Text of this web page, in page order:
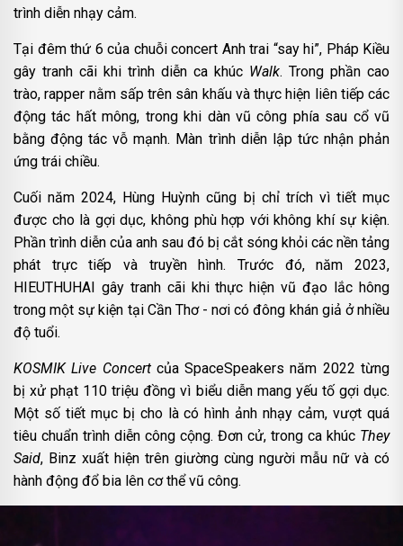
trình diễn nhạy cảm.
Tại đêm thứ 6 của chuỗi concert Anh trai “say hi”, Pháp Kiều
gây tranh cãi khi trình diễn ca khúc Walk. Trong phần cao
trào, rapper nằm sấp trên sân khấu và thực hiện liên tiếp các
động tác hất mông, trong khi dàn vũ công phía sau cổ vũ
bằng động tác vỗ mạnh. Màn trình diễn lập tức nhận phản
ứng trái chiều.
Cuối năm 2024, Hùng Huỳnh cũng bị chỉ trích vì tiết mục
được cho là gợi dục, không phù hợp với không khí sự kiện.
Phần trình diễn của anh sau đó bị cắt sóng khỏi các nền tảng
phát trực tiếp và truyền hình. Trước đó, năm 2023,
HIEUTHUHAI gây tranh cãi khi thực hiện vũ đạo lắc hông
trong một sự kiện tại Cần Thơ - nơi có đông khán giả ở nhiều
độ tuổi.
KOSMIK Live Concertcủa SpaceSpeakers năm 2022 từng
bị xử phạt 110 triệu đồng vì biểu diễn mang yếu tố gợi dục.
Một số tiết mục bị cho là có hình ảnh nhạy cảm, vượt quá
tiêu chuẩn trình diễn công cộng. Đơn cử, trong ca khúc They
Said, Binz xuất hiện trên giường cùng người mẫu nữ và có
hành động đổ bia lên cơ thể vũ công.